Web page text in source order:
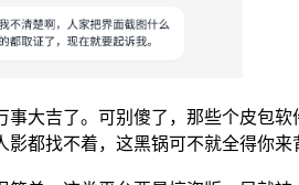
大吉了。可别傻了，那些个皮包
都找不着，这黑锅可不就全得你来